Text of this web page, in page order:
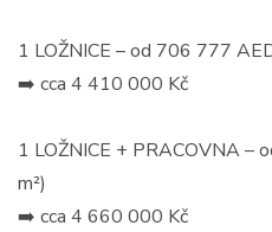
1 LOŽNICE – od 706 777
➡️ cca 4 410 000 Kč
1 LOŽNICE + PRACOVNA –
m²)
➡️ cca 4 660 000 Kč